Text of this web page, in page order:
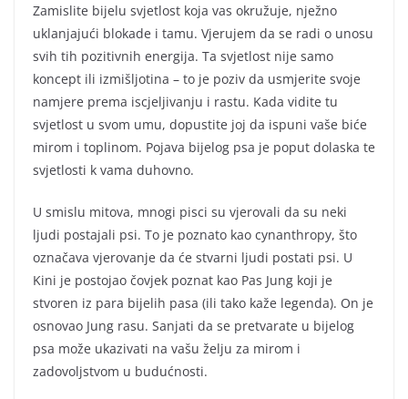
Zamislite bijelu svjetlost koja vas okružuje, nježno
uklanjajući blokade i tamu. Vjerujem da se radi o unosu
svih tih pozitivnih energija. Ta svjetlost nije samo
koncept ili izmišljotina – to je poziv da usmjerite svoje
namjere prema iscjeljivanju i rastu. Kada vidite tu
svjetlost u svom umu, dopustite joj da ispuni vaše biće
mirom i toplinom. Pojava bijelog psa je poput dolaska te
svjetlosti k vama duhovno.
U smislu mitova, mnogi pisci su vjerovali da su neki
ljudi postajali psi. To je poznato kao cynanthropy, što
označava vjerovanje da će stvarni ljudi postati psi. U
Kini je postojao čovjek poznat kao Pas Jung koji je
stvoren iz para bijelih pasa (ili tako kaže legenda). On je
osnovao Jung rasu. Sanjati da se pretvarate u bijelog
psa može ukazivati na vašu želju za mirom i
zadovoljstvom u budućnosti.